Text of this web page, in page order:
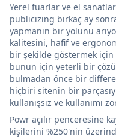
Yerel fuarlar ve el
publicizing birkaç ay
yapmanın bir yolunu
kalitesini, hafif ve
bir şekilde göstermek
bunun için yeterli bir
bulmadan önce bir
hiçbiri sitenin bir
kullanışsız ve kullanımı
Powr açılır penceresine
kişilerini %250'nin